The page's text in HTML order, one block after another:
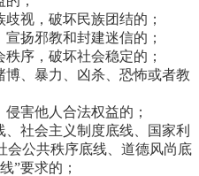
视，破坏民族团结的；
扬邪教和封建迷信的；
序，破坏社会稳定的；
博、暴力、凶杀、恐怖或者教
害他人合法权益的；
社会主义制度底线、国家利
会公共秩序底线、道德风尚底
”要求的；